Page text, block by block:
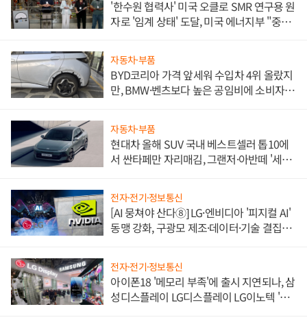
'한수원 협력사' 미국 오클로 SMR 연구용 원
자로 '임계 상태' 도달, 미국 에너지부 "중요
자동차·부품
BYD코리아 가격 앞세워 수입차 4위 올랐지
만, BMW·벤츠보다 높은 공임비에 소비자
자동차·부품
현대차 올해 SUV 국내 베스트셀러 톱10에
서 싼타페만 자리매김, 그랜저·아반떼 '세단
전자·전기·정보통신
[AI 뭉쳐야 산다⑧] LG·엔비디아 '피지컬 AI'
동맹 강화, 구광모 제조·데이터·기술 결집
전자·전기·정보통신
아이폰18 '메모리 부족'에 출시 지연되나, 삼
성디스플레이 LG디스플레이 LG이노텍 '탈